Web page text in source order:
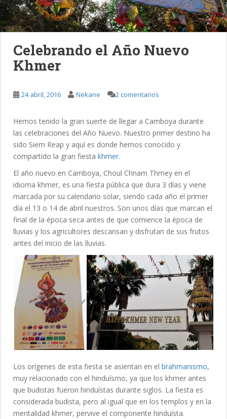
Celebrando el Año Nuevo
Khmer
24 abril, 2016 Nekane 2 comentarios
Hemos tenido la gran suerte de llegar a Camboya durante
las celebraciones del Año Nuevo. Nuestro primer destino ha
sido Siem Reap y aquí es donde hemos conocido y
compartido la gran fiesta khmer.
El año nuevo en Camboya, Choul Chnam Thmey en el
idioma khmer, es una fiesta pública que dura 3 días y viene
marcada por su calendario solar, siendo cada año el primer
día el 13 o 14 de abril nuestros. Son unos días que marcan el
final de la época seca antes de que comience la época de
lluvias y los agricultores descansan y disfrutan de sus frutos
antes del inicio de las lluvias.
Los orígenes de esta fiesta se asientan en el brahmanismo,
muy relacionado con el hinduísmo, ya que los khmer antes
que budistas fueron hinduístas durante siglos. La fiesta es
considerada budista, pero al igual que en los templos y en la
mentalidad khmer, pervive el componente hinduísta.